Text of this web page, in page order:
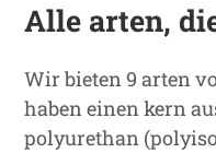
Alle arten,
Wir bieten 9 arten
haben einen kern
polyurethan